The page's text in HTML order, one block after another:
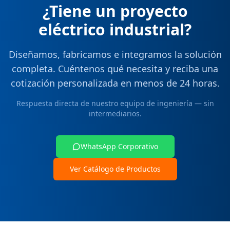
¿Tiene un proyecto
eléctrico industrial?
Diseñamos, fabricamos e integramos la solución
completa. Cuéntenos qué necesita y reciba una
cotización personalizada en menos de 24 horas.
Respuesta directa de nuestro equipo de ingeniería — sin
intermediarios.
WhatsApp Corporativo
Ver Catálogo de Productos